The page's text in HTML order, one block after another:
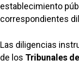
establecimiento
correspondientes
Las diligencias
de los Tribunales